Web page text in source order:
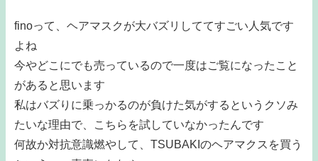
finoって、ヘアマスクが大バズリしててすごい人気です
よね
今やどこにでも売っているので一度はご覧になったこと
があると思います
私はバズりに乗っかるのが負けた気がするというクソみ
たいな理由で、こちらを試していなかったんです
何故か対抗意識燃やして、TSUBAKIのヘアマクスを買う